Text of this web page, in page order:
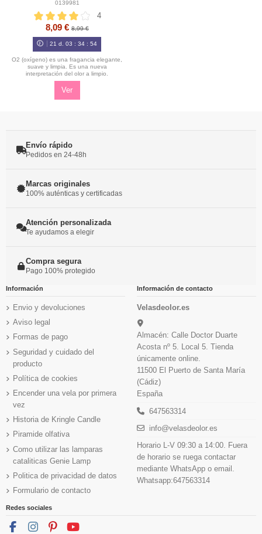
0139981
4
8,09 €8,99 €
21 d. 03 : 34: 54
O2 (oxígeno) es una fragancia elegante,
suave y limpia. Es una nueva
interpretación del olor a limpio.
Ver
Envío rápido
Pedidos en 24-48h
Marcas originales
100% auténticas y certificadas
Atención personalizada
Te ayudamos a elegir
Compra segura
Pago 100% protegido
Información
Envio y devoluciones
Aviso legal
Formas de pago
Seguridad y cuidado del
producto
Política de cookies
Encender una vela por primera
vez
Historia de Kringle Candle
Piramide olfativa
Como utilizar las lamparas
cataliticas Genie Lamp
Politica de privacidad de datos
Formulario de contacto
Información de contacto
Velasdeolor.es
Almacén: Calle Doctor Duarte
Acosta nº 5. Local 5. Tienda
únicamente online.
11500 El Puerto de Santa María
(Cádiz)
España
647563314
info@velasdeolor.es
Horario L-V 09:30 a 14:00. Fuera
de horario se ruega contactar
mediante WhatsApp o email.
Whatsapp:647563314
Redes sociales